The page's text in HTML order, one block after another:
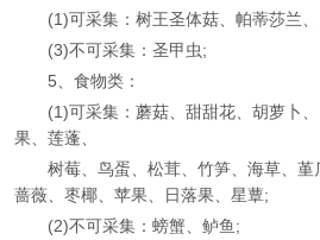
(1)可采集：树王圣体菇、帕蒂莎兰、
(3)不可采集：圣甲虫;
5、食物类：
(1)可采集：蘑菇、甜甜花、胡萝卜、
果、莲蓬、
树莓、鸟蛋、松茸、竹笋、海草、堇
蔷薇、枣椰、苹果、日落果、星蕈;
(2)不可采集：螃蟹、鲈鱼;